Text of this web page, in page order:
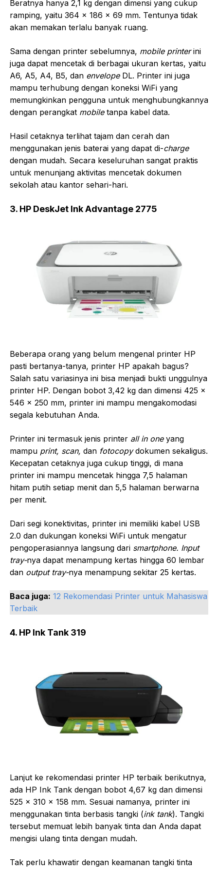
Beratnya hanya 2,1 kg dengan dimensi yang cukup
ramping, yaitu 364 x 186 x 69 mm. Tentunya tidak
akan memakan terlalu banyak ruang.
Sama dengan printer sebelumnya, mobile printerini
juga dapat mencetak di berbagai ukuran kertas, yaitu
A6, A5, A4, B5, dan envelope DL. Printer ini juga
mampu terhubung dengan koneksi WiFi yang
memungkinkan pengguna untuk menghubungkannya
dengan perangkat mobile tanpa kabel data.
Hasil cetaknya terlihat tajam dan cerah dan
menggunakan jenis baterai yang dapat di-charge
dengan mudah. Secara keseluruhan sangat praktis
untuk menunjang aktivitas mencetak dokumen
sekolah atau kantor sehari-hari.
3. HP DeskJet Ink Advantage 2775
Beberapa orang yang belum mengenal printer HP
pasti bertanya-tanya, printer HP apakah bagus?
Salah satu variasinya ini bisa menjadi bukti unggulnya
printer HP. Dengan bobot 3,42 kg dan dimensi 425 x
546 x 250 mm, printer ini mampu mengakomodasi
segala kebutuhan Anda.
Printer ini termasuk jenis printer all in one yang
mampu print, scan, dan fotocopydokumen sekaligus.
Kecepatan cetaknya juga cukup tinggi, di mana
printer ini mampu mencetak hingga 7,5 halaman
hitam putih setiap menit dan 5,5 halaman berwarna
per menit.
Dari segi konektivitas, printer ini memiliki kabel USB
2.0 dan dukungan koneksi WiFi untuk mengatur
pengoperasiannya langsung dari smartphone. Input
tray-nya dapat menampung kertas hingga 60 lembar
dan output tray-nya menampung sekitar 25 kertas.
Baca juga: 12 Rekomendasi Printer untuk Mahasiswa
Terbaik
4. HP Ink Tank 319
Lanjut ke rekomendasi printer HP terbaik berikutnya,
ada HP Ink Tank dengan bobot 4,67 kg dan dimensi
525 x 310 x 158 mm. Sesuai namanya, printer ini
menggunakan tinta berbasis tangki (ink tank). Tangki
tersebut memuat lebih banyak tinta dan Anda dapat
mengisi ulang tinta dengan mudah.
Tak perlu khawatir dengan keamanan tangki tinta